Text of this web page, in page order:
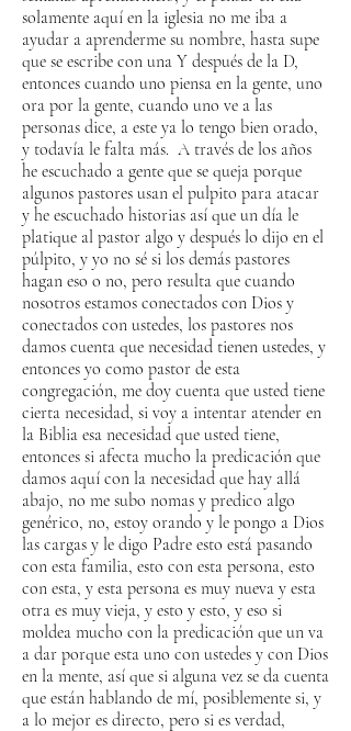
solamente aquí en la iglesia no me iba a
ayudar a aprenderme su nombre, hasta supe
que se escribe con una Y después de la D,
entonces cuando uno piensa en la gente, uno
ora por la gente, cuando uno ve a las
personas dice, a este ya lo tengo bien orado,
y todavía le falta más. A través de los años
he escuchado a gente que se queja porque
algunos pastores usan el pulpito para atacar
y he escuchado historias así que un día le
platique al pastor algo y después lo dijo en el
púlpito, y yo no sé si los demás pastores
hagan eso o no, pero resulta que cuando
nosotros estamos conectados con Dios y
conectados con ustedes, los pastores nos
damos cuenta que necesidad tienen ustedes, y
entonces yo como pastor de esta
congregación, me doy cuenta que usted tiene
cierta necesidad, si voy a intentar atender en
la Biblia esa necesidad que usted tiene,
entonces si afecta mucho la predicación que
damos aquí con la necesidad que hay allá
abajo, no me subo nomas y predico algo
genérico, no, estoy orando y le pongo a Dios
las cargas y le digo Padre esto está pasando
con esta familia, esto con esta persona, esto
con esta, y esta persona es muy nueva y esta
otra es muy vieja, y esto y esto, y eso si
moldea mucho con la predicación que un va
a dar porque esta uno con ustedes y con Dios
en la mente, así que si alguna vez se da cuenta
que están hablando de mí, posiblemente si, y
a lo mejor es directo, pero si es verdad,